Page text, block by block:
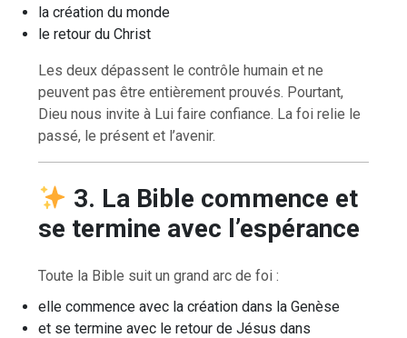
la création du monde
le retour du Christ
Les deux dépassent le contrôle humain et ne
peuvent pas être entièrement prouvés. Pourtant,
Dieu nous invite à Lui faire confiance. La foi relie le
passé, le présent et l’avenir.
3. La Bible commence et
se termine avec l’espérance
Toute la Bible suit un grand arc de foi :
elle commence avec la création dans la Genèse
et se termine avec le retour de Jésus dans